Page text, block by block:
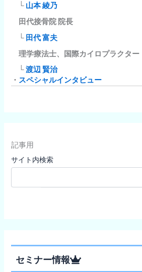
└ 山本 綾乃
田代接骨院 院長
└ 田代 富夫
理学療法士、国際カイロプラクター
└渡辺 賢治
・ スペシャルインタビュー
記事用
サイト内検索
セミナー情報